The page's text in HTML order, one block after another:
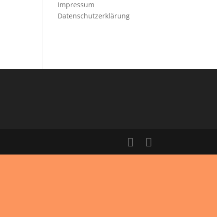
Impressum
Datenschutzerklärung